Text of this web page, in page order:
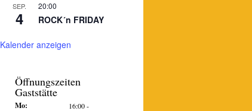
SEP.
4
20:00
ROCK´n FRIDAY
Kalender anzeigen
Öffnungszeiten
Gaststätte
Mo:
16:00 -